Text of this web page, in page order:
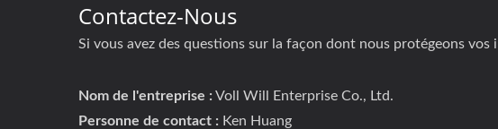
Contactez-Nous
Si vous avez des questions sur la façon dont nous protégeons
Nom de l'entreprise : Voll Will Enterprise Co., Ltd.
Personne de contact : Ken Huang